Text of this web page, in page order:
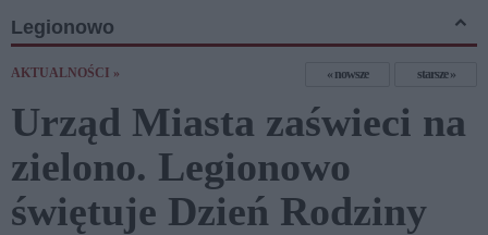
Legionowo
AKTUALNOŚCI » nowsze starsze
Urząd Miasta zaświeci na
zielono. Legionowo
świętuje Dzień Rodziny